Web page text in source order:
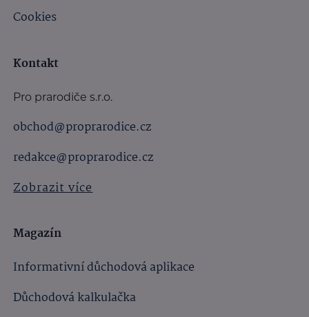
Cookies
Kontakt
Pro prarodiče s.r.o.
obchod@proprarodice.cz
redakce@proprarodice.cz
Zobrazit více
Magazín
Informativní důchodová aplikace
Důchodová kalkulačka